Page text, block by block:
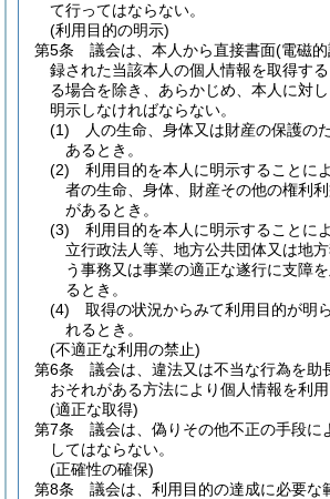
て行ってはならない。
(利用目的の明示)
第5条
議会は、本人から直接書面(電磁
録された当該本人の個人情報を取得す
る場合を除き、あらかじめ、本人に対
明示しなければならない。
(1)
人の生命、身体又は財産の保護の
あるとき。
(2)
利用目的を本人に明示することに
者の生命、身体、財産その他の権利
があるとき。
(3)
利用目的を本人に明示することに
立行政法人等、地方公共団体又は地
う事務又は事業の適正な遂行に支障
るとき。
(4)
取得の状況からみて利用目的が明
れるとき。
(不適正な利用の禁止)
第6条
議会は、違法又は不当な行為を助
おそれがある方法により個人情報を利用
(適正な取得)
第7条
議会は、偽りその他不正の手段に
してはならない。
(正確性の確保)
第8条
議会は、利用目的の達成に必要な